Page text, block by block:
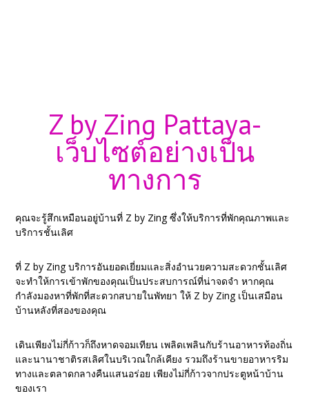
Z by Zing Pattaya-
เว็บไซต์อย่างเป็น
ทางการ
คุณจะรู้สึกเหมือนอยู่บ้านที่ Z by Zing ซึ่งให้บริการที่พักคุณภาพและ
บริการชั้นเลิศ
ที่ Z by Zing บริการอันยอดเยี่ยมและสิ่งอำนวยความสะดวกชั้นเลิศ
จะทำให้การเข้าพักของคุณเป็นประสบการณ์ที่น่าจดจำ หากคุณ
กำลังมองหาที่พักที่สะดวกสบายในพัทยา ให้ Z by Zing เป็นเสมือน
บ้านหลังที่สองของคุณ
เดินเพียงไม่กี่ก้าวก็ถึงหาดจอมเทียน เพลิดเพลินกับร้านอาหารท้องถิ่น
และนานาชาติรสเลิศในบริเวณใกล้เคียง รวมถึงร้านขายอาหารริม
ทางและตลาดกลางคืนแสนอร่อย เพียงไม่กี่ก้าวจากประตูหน้าบ้าน
ของเรา